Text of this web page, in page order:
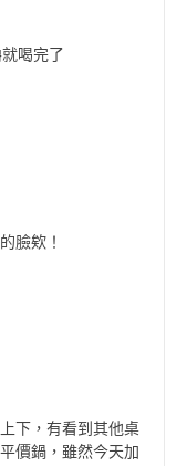
喝完了
臉欸！
下，有看到其他桌
價鍋，雖然今天加